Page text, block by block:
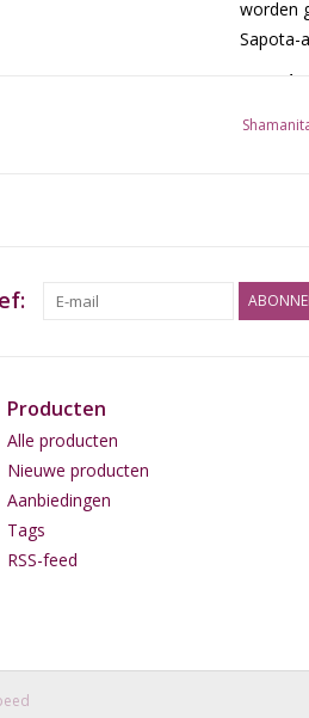
worden
Sapota-
Over
De
een
Producten
Alle producten
Nieuwe producten
Aanbiedingen
Tags
RSS-feed